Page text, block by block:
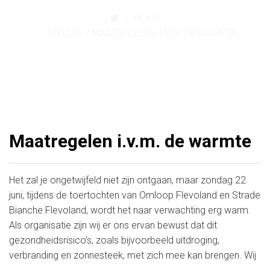
Maatregelen i.v.m. de warmte
Het zal je ongetwijfeld niet zijn ontgaan, maar zondag 22
juni, tijdens de toertochten van Omloop Flevoland en Strade
Bianche Flevoland, wordt het naar verwachting erg warm.
Als organisatie zijn wij er ons ervan bewust dat dit
gezondheidsrisico’s, zoals bijvoorbeeld uitdroging,
verbranding en zonnesteek, met zich mee kan brengen. Wij